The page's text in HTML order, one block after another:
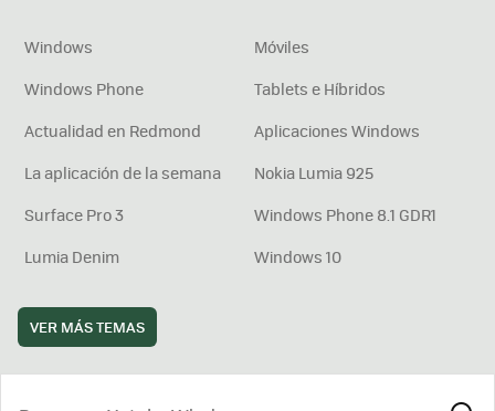
Windows
Móviles
Windows Phone
Tablets e Híbridos
Actualidad en Redmond
Aplicaciones Windows
La aplicación de la semana
Nokia Lumia 925
Surface Pro 3
Windows Phone 8.1 GDR1
Lumia Denim
Windows 10
VER MÁS TEMAS